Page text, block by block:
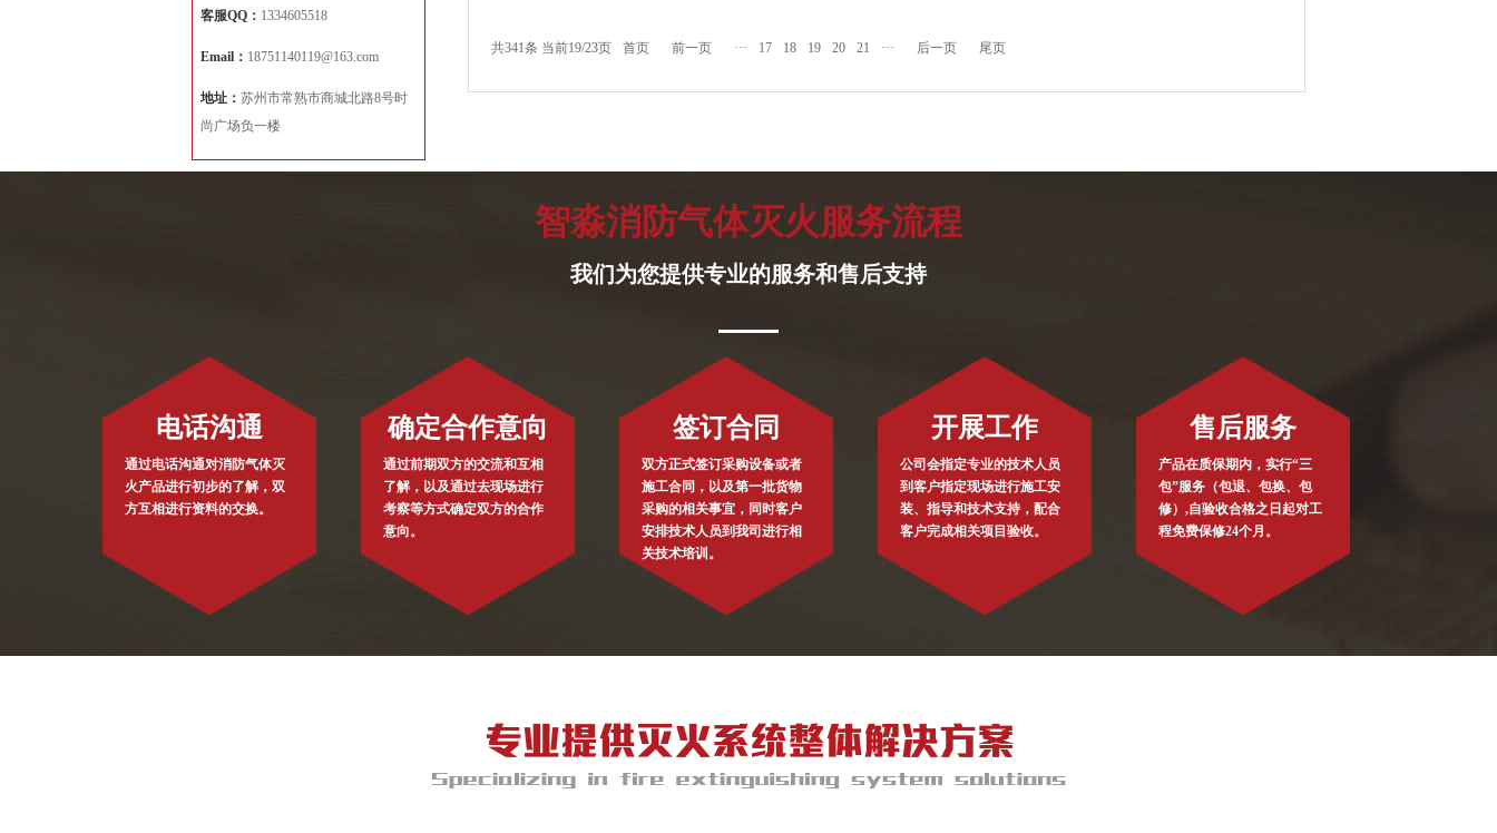
共341条 当前19/23页 首页 前一页 ··· 17 18 19 20 21 ··· 后一页 尾页
客服QQ： 1334605518
Email： 18751140119@163.com
地址： 苏州市常熟市商城北路8号时
尚广场负一楼
智淼消防气体灭火服务流程
我们为您提供专业的服务和售后支持
电话沟通
通过电话沟通对消防气体灭
火产品进行初步的了解，双
方互相进行资料的交换。
确定合作意向
通过前期双方的交流和互相
了解，以及通过去现场进行
考察等方式确定双方的合作
意向。
签订合同
双方正式签订采购设备或者
施工合同，以及第一批货物
采购的相关事宜，同时客户
安排技术人员到我司进行相
关技术培训。
开展工作
公司会指定专业的技术人员
到客户指定现场进行施工安
装、指导和技术支持，配合
客户完成相关项目验收。
售后服务
产品在质保期内，实行“三
包”服务（包退、包换、包
修）,自验收合格之日起对工
程免费保修24个月。